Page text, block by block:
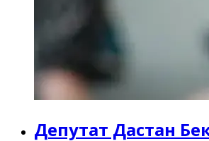
Депутат Дастан